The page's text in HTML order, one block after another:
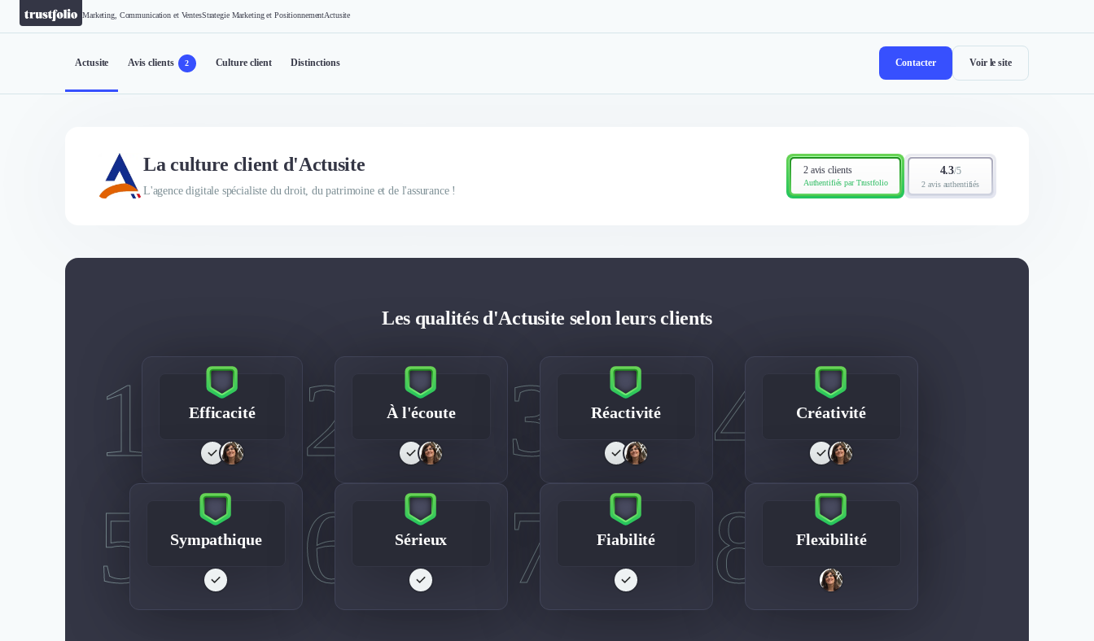
Marketing, Communication et VentesStrategie Marketing et PositionnementActusite
Contacter Voir le site
Actusite Avis clients 2 Culture client Distinctions
La culture client d'Actusite
L'agence digitale spécialiste du droit, du patrimoine et de l'assurance !
2 avis clients
Authentifiés par Trustfolio
4.3/5
2 avis authentifiés
Les qualités d'Actusite selon leurs clients
1 Efficacité 2 À l'écoute 3 Réactivité 4 Créativité
5 Sympathique 6 Sérieux 7 Fiabilité 8 Flexibilité